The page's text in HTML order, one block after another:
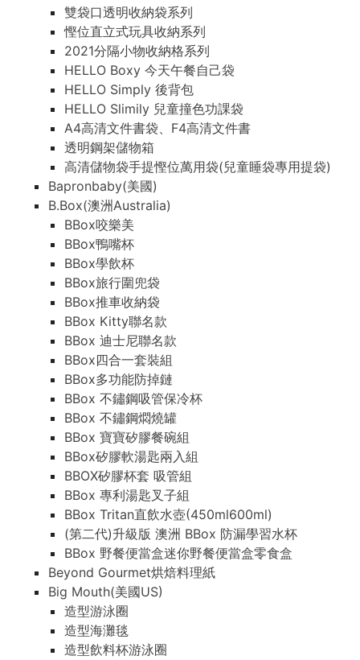
雙袋口透明收納袋系列
慳位直立式玩具收納系列
2021分隔小物收納格系列
HELLO Boxy 今天午餐自己袋
HELLO Simply 後背包
HELLO Slimily 兒童撞色功課袋
A4高清文件書袋、F4高清文件書
透明鋼架儲物箱
高清儲物袋手提慳位萬用袋(兒童睡袋專用提袋)
Bapronbaby(美國)
B.Box(澳洲Australia)
BBox咬樂美
BBox鴨嘴杯
BBox學飲杯
BBox旅行圍兜袋
BBox推車收納袋
BBox Kitty聯名款
BBox 迪士尼聯名款
BBox四合一套裝組
BBox多功能防掉鏈
BBox 不鏽鋼吸管保冷杯
BBox 不鏽鋼燜燒罐
BBox 寶寶矽膠餐碗組
BBox矽膠軟湯匙兩入組
BBOX矽膠杯套 吸管組
BBox 專利湯匙叉子組
BBox Tritan直飲水壺(450ml600ml)
(第二代)升級版 澳洲 BBox 防漏學習水杯
BBox 野餐便當盒迷你野餐便當盒零食盒
Beyond Gourmet烘焙料理紙
Big Mouth(美國US)
造型游泳圈
造型海灘毯
造型飲料杯游泳圈